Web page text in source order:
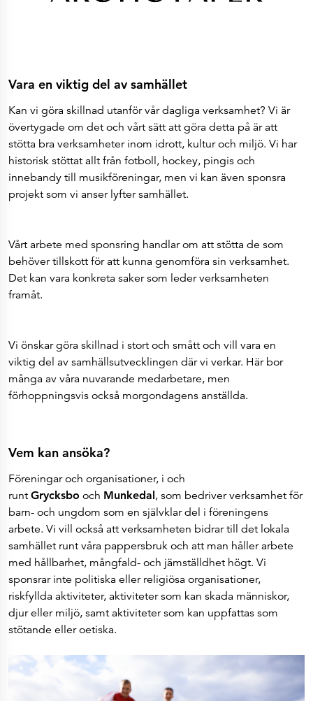
Investor Relations
Vara en viktig del av samhället
Kan vi göra skillnad utanför vår dagliga verksamhet? Vi är
övertygade om det och vårt sätt att göra detta på är att
stötta bra verksamheter inom idrott, kultur och miljö. Vi har
historisk stöttat allt från fotboll, hockey, pingis och
innebandy till musikföreningar, men vi kan även sponsra
projekt som vi anser lyfter samhället.
Vårt arbete med sponsring handlar om att stötta de som
behöver tillskott för att kunna genomföra sin verksamhet.
Det kan vara konkreta saker som leder verksamheten
framåt.
Vi önskar göra skillnad i stort och smått och vill vara en
viktig del av samhällsutvecklingen där vi verkar. Här bor
många av våra nuvarande medarbetare, men
förhoppningsvis också morgondagens anställda.
Vem kan ansöka?
Föreningar och organisationer, i och
runt Grycksbo och Munkedal , som bedriver verksamhet för
barn- och ungdom som en självklar del i föreningens
arbete. Vi vill också att verksamheten bidrar till det lokala
samhället runt våra pappersbruk och att man håller arbete
med hållbarhet, mångfald- och jämställdhet högt. Vi
sponsrar inte politiska eller religiösa organisationer,
riskfyllda aktiviteter, aktiviteter som kan skada människor,
djur eller miljö, samt aktiviteter som kan uppfattas som
stötande eller oetiska.